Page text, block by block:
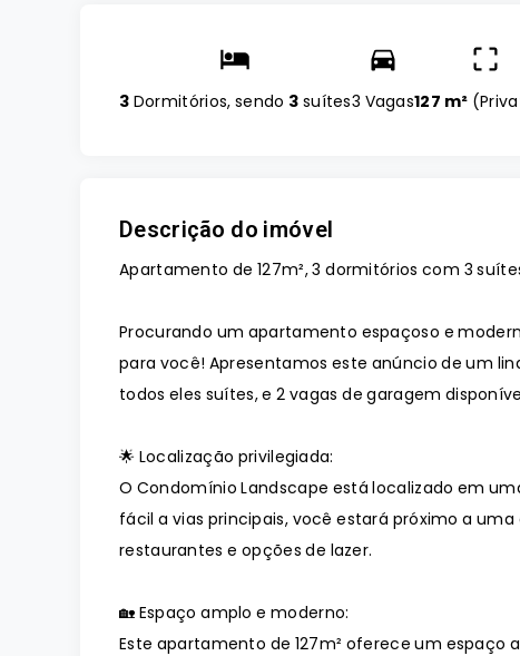
3 Dormitórios, sendo 3 suítes3 Vagas127 m² (
Descrição do imóvel
Apartamento de 127m², 3 dormitórios com 3
Procurando um apartamento espaçoso e
para você! Apresentamos este anúncio de um
todos eles suítes, e 2 vagas de garagem
🌟 Localização privilegiada:
O Condomínio Landscape está localizado em
fácil a vias principais, você estará próximo a
restaurantes e opções de lazer.
🏡 Espaço amplo e moderno:
Este apartamento de 127m² oferece um espaço